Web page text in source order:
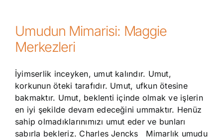
Umudun Mimarisi: Maggie
Merkezleri
İyimserlik inceyken, umut kalındır. Umut,
korkunun öteki tarafıdır. Umut, ufkun ötesine
bakmaktır. Umut, beklenti içinde olmak ve işlerin
en iyi şekilde devam edeceğini ummaktır. Henüz
sahip olmadıklarınımızı umut eder ve bunları
sabırla bekleriz. Charles Jencks Mimarlık umudu